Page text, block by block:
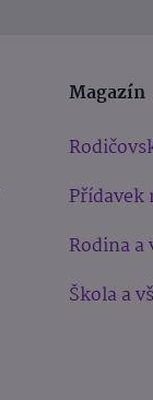
Magazín
Přídavek
Rodina a
Škola a